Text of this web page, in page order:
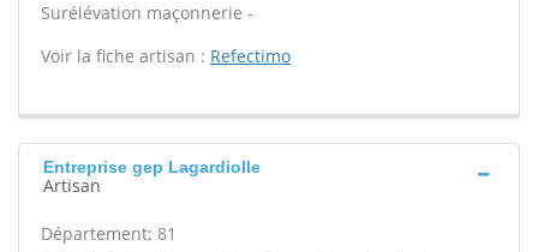
Surélévation maçonnerie -
Voir la fiche artisan : Refectimo
Entreprise gep Lagardiolle
Artisan
Département: 81